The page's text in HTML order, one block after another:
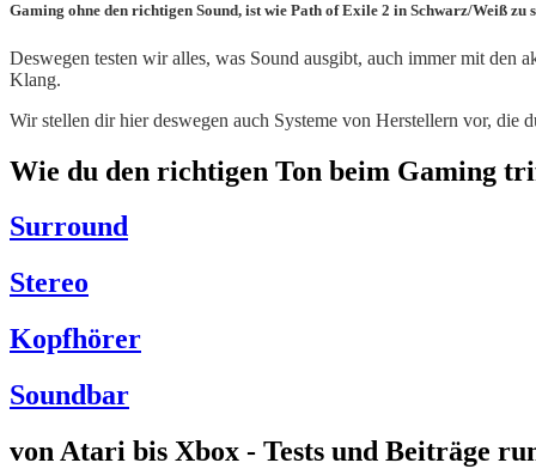
Gaming ohne den richtigen Sound, ist wie Path of Exile 2 in Schwarz/Weiß zu
Deswegen testen wir alles, was Sound ausgibt, auch immer mit den
Klang.
Wir stellen dir hier deswegen auch Systeme von Herstellern vor, die
Wie du den richtigen Ton beim Gaming
Surround
Stereo
Kopfhörer
Soundbar
von Atari bis Xbox - Tests und Beiträge